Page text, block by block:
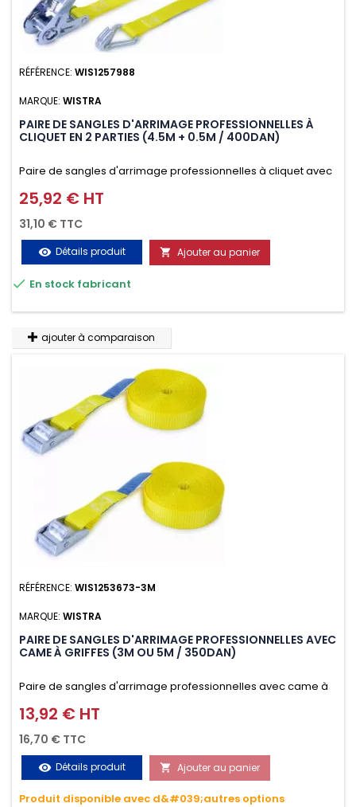
RÉFÉRENCE: WIS1257988
MARQUE: WISTRA
PAIRE DE SANGLES D'ARRIMAGE PROFESSIONNELLES À
CLIQUET EN 2 PARTIES (4.5M + 0.5M / 400DAN)
Paire de sangles d'arrimage professionnelles à cliquet avec
crochet en 2 parties (4.5M + 0.5M / 400daN), simple et rapide
d'utilisation. Permet d'arrimer et de sécuriser
vos chargements pendant le transport. Matière polyester
très résistante aux UV et aux variations de températures,
n'absorbe pas l'eau.
Prix
25,92 € HT
31,10 € TTC
visibility Détails produit  Ajouter au panier
 En stock fabricant
ajouter à comparaison
RÉFÉRENCE: WIS1253673-3M
MARQUE: WISTRA
PAIRE DE SANGLES D'ARRIMAGE PROFESSIONNELLES AVEC
CAME À GRIFFES (3M OU 5M / 350DAN)
Paire de sangles d'arrimage professionnelles avec came à
griffes (3M ou 5M / 350daN), simple et rapide d'utilisation.
Permet d'arrimer et de sécuriser vos chargements pendant
le transport. Matière polyester très résistante aux UV et aux
variations de températures, n'absorbe pas l'eau.
Prix
13,92 € HT
16,70 € TTC
visibility Détails produit  Ajouter au panier
Produit disponible avec d&#039;autres options